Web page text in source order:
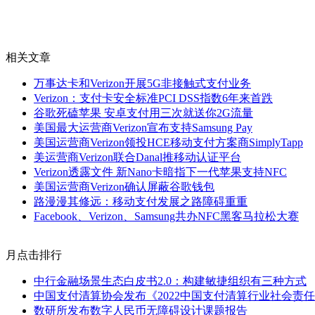
相关文章
万事达卡和Verizon开展5G非接触式支付业务
Verizon：支付卡安全标准PCI DSS指数6年来首跌
谷歌死磕苹果 安卓支付用三次就送你2G流量
美国最大运营商Verizon宣布支持Samsung Pay
美国运营商Verizon领投HCE移动支付方案商SimplyTapp
美运营商Verizon联合Danal推移动认证平台
Verizon透露文件 新Nano卡暗指下一代苹果支持NFC
美国运营商Verizon确认屏蔽谷歌钱包
路漫漫其修远：移动支付发展之路障碍重重
Facebook、Verizon、Samsung共办NFC黑客马拉松大赛
月点击排行
中行金融场景生态白皮书2.0：构建敏捷组织有三种方式
中国支付清算协会发布《2022中国支付清算行业社会责
数研所发布数字人民币无障碍设计课题报告